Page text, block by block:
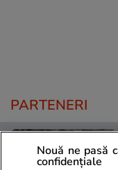
PARTENERI
Nouă ne pasă
confidențiale